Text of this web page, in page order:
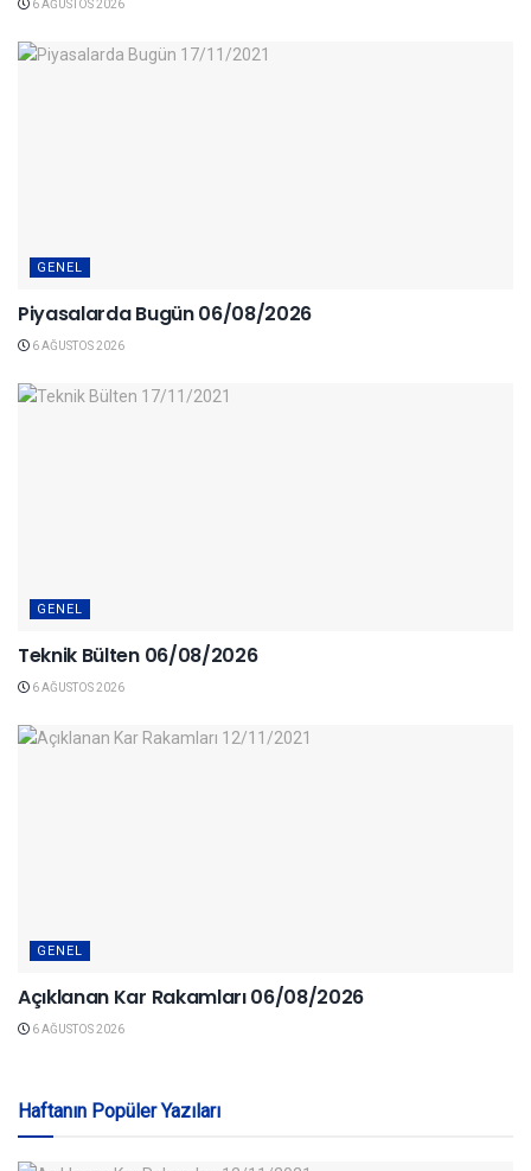
6 AĞUSTOS 2026
GENEL
Piyasalarda Bugün 06/08/2026
6 AĞUSTOS 2026
GENEL
Teknik Bülten 06/08/2026
6 AĞUSTOS 2026
GENEL
Açıklanan Kar Rakamları 06/08/2026
6 AĞUSTOS 2026
Haftanın Popüler Yazıları